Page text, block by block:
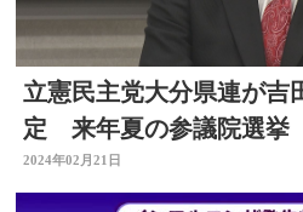
立憲民主党大分県連が吉
定 来年夏の参議院選
2024年02月21日